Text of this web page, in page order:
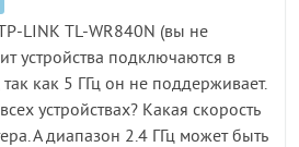
LINK TL-WR840N (вы не
устройства подключаются в
как 5 ГГц он не поддерживает.
устройствах? Какая скорость
А диапазон 2.4 ГГц может быть